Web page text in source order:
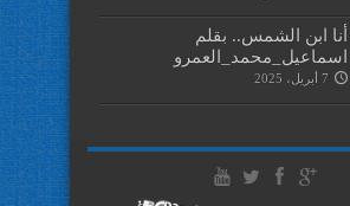
أنا ابن الشمس.. بقلم
اسماعيل_محمد_العمرو
7 أبريل، 2025